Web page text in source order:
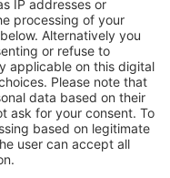
pentru utilizatorii
hoteluri, cabane,